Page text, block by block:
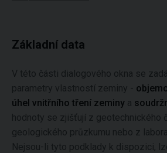
Základní data
V této části dialogového okna se
parametry vlastností zeminy -
úhel vnitřního tření zeminy a
hodnoty se zjišťují z geotechnického
geologického průzkumu nebo z
Nejsou-li tyto podklady k dispozici,